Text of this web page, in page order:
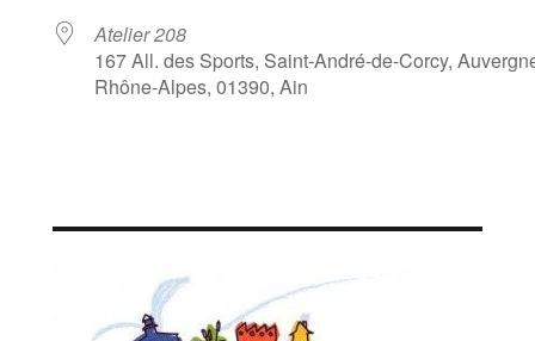
Atelier 208
167 All. des Sports, Saint-André-de-Corcy,
Rhône-Alpes, 01390, Ain